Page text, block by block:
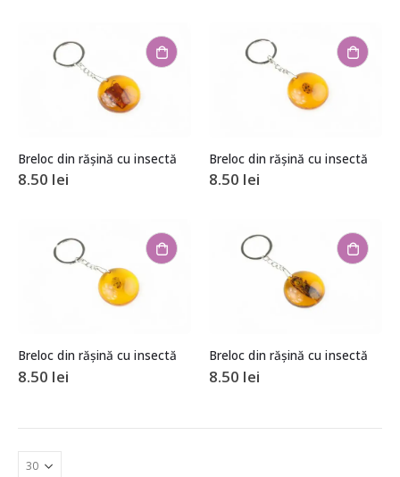
Breloc din rășină cu insectă
8.50 lei
Breloc din rășină cu insectă
8.50 lei
Breloc din rășină cu insectă
8.50 lei
Breloc din rășină cu insectă
8.50 lei